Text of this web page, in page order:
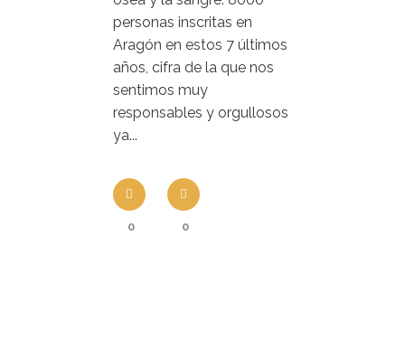
personas inscritas en
Aragón en estos 7 últimos
años, cifra de la que nos
sentimos muy
responsables y orgullosos
ya...
0 0